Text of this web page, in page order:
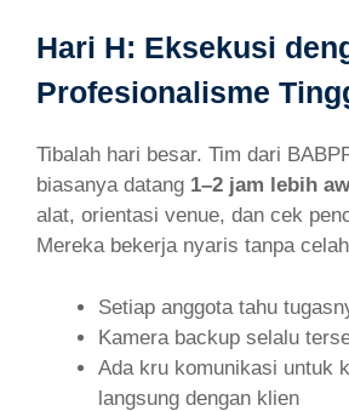
Hari H: Eksekusi
Profesionalisme
Tibalah hari besar. Tim dari
biasanya datang 1–2 jam lebih
alat, orientasi venue, dan cek
Mereka bekerja nyaris tanpa
Setiap anggota tahu
Kamera backup selalu
Ada kru komunikasi untuk
langsung dengan klien